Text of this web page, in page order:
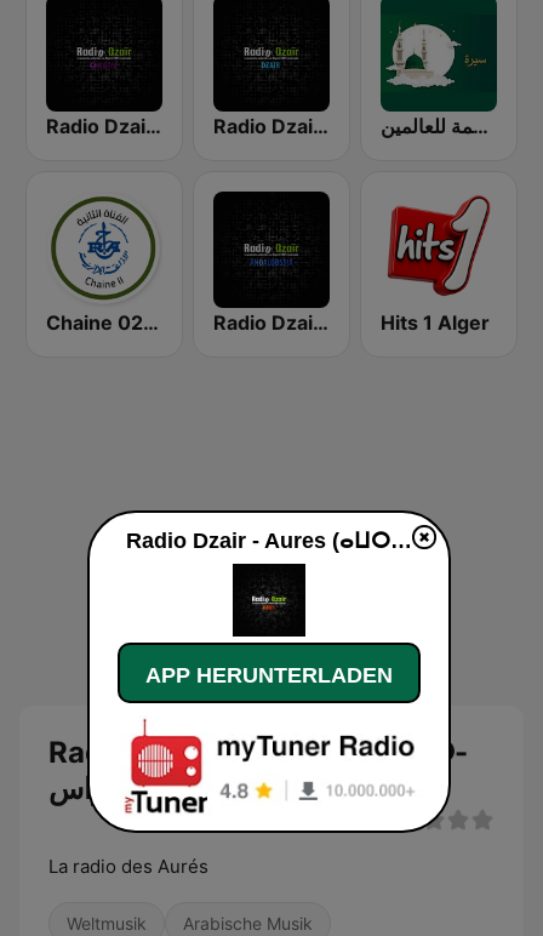
Radio Dzair - Chaabia (الشعبية) Radio Dzair - Dzair (دزاير) رحمة للعالمين Mercy To Mankind
Chaine 02 (القناة الثانية) Radio Dzair - Andaloussia (أندلوسية) Hits 1 Alger
Radio Dzair - Aures (ⴰⵡⵔⴰⵙ-
اوراس)
La radio des Aurés
Weltmusik Arabische Musik
Radio Dzair - Aures (ⴰⵡⵔⴰⵙ-اوراس) live
APP HERUNTERLADEN